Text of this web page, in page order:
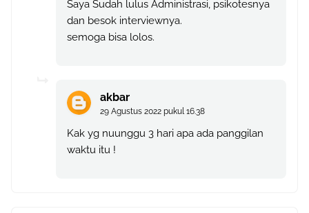
Saya Sudah lulus Administrasi, psikotesnya
dan besok interviewnya.
semoga bisa lolos.
akbar
29 Agustus 2022 pukul 16.38
Kak yg nuunggu 3 hari apa ada panggilan
waktu itu !